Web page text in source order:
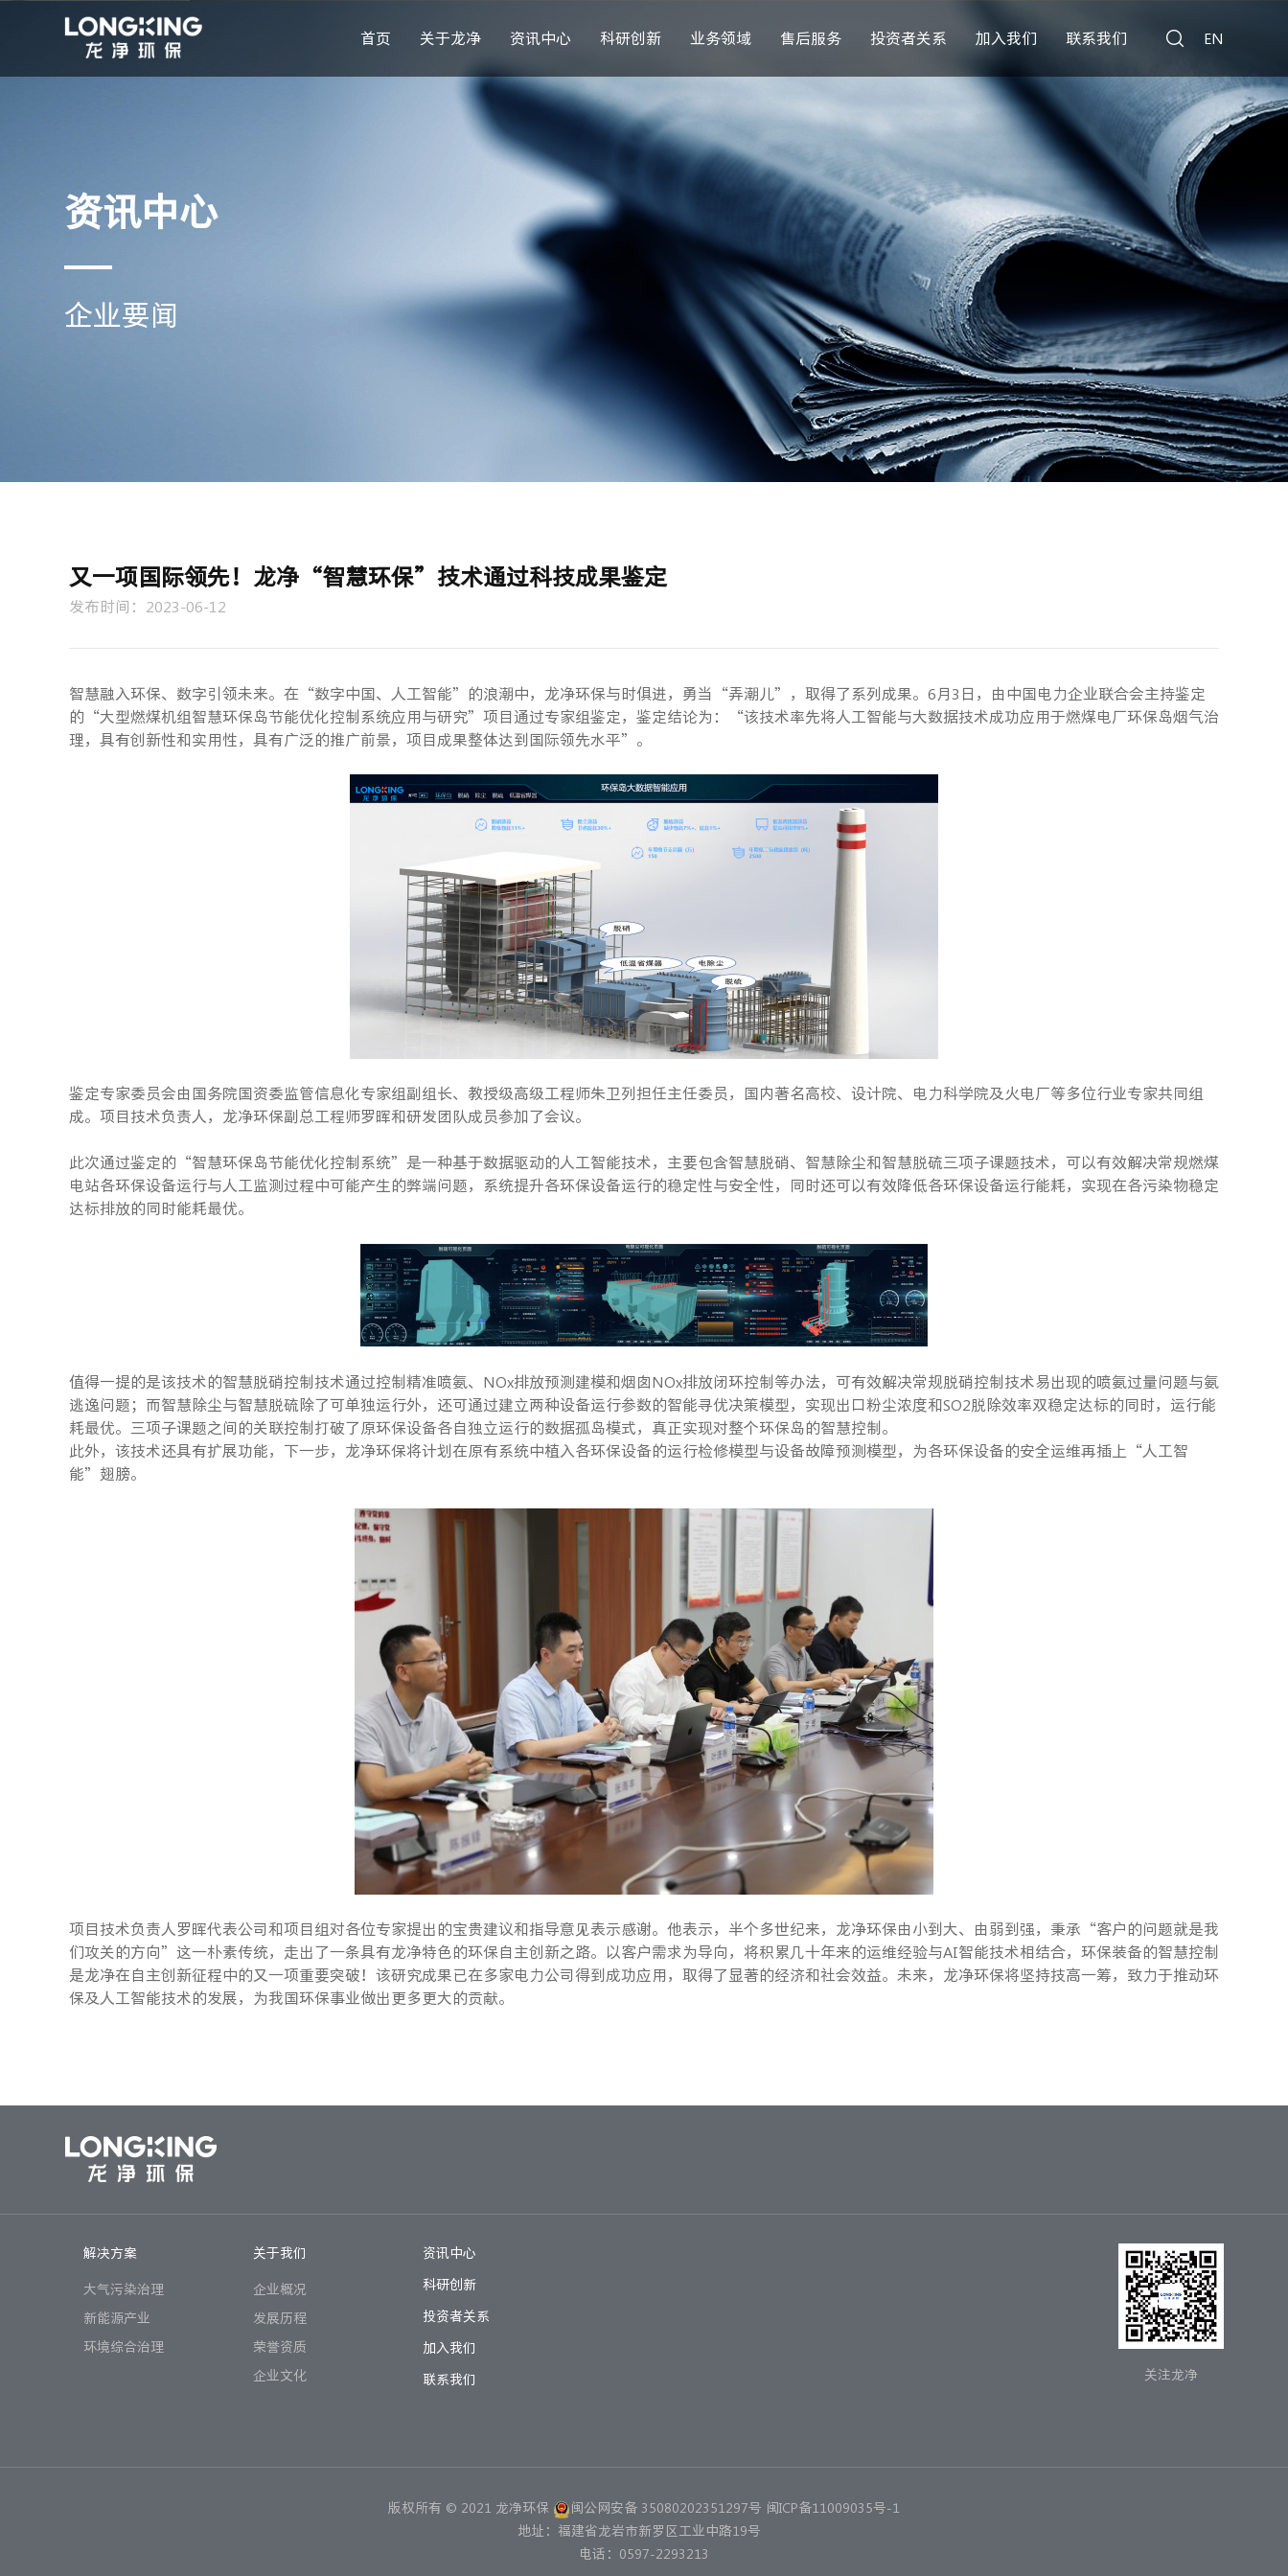
EN
首页 关于龙净 资讯中心 科研创新 业务领域 售后服务 投资者关系 加入我们 联系我们
资讯中心
企业要闻
又一项国际领先！龙净“智慧环保”技术通过科技成果鉴定
发布时间：2023-06-12
智慧融入环保、数字引领未来。在“数字中国、人工智能”的浪潮中，龙净环保与时俱进，勇当“弄潮儿”，取得了系列成果。6月3日，由中国电力企业联合会主持鉴定
的“大型燃煤机组智慧环保岛节能优化控制系统应用与研究”项目通过专家组鉴定，鉴定结论为：“该技术率先将人工智能与大数据技术成功应用于燃煤电厂环保岛烟气治
理，具有创新性和实用性，具有广泛的推广前景，项目成果整体达到国际领先水平”。
鉴定专家委员会由国务院国资委监管信息化专家组副组长、教授级高级工程师朱卫列担任主任委员，国内著名高校、设计院、电力科学院及火电厂等多位行业专家共同组
成。项目技术负责人，龙净环保副总工程师罗晖和研发团队成员参加了会议。
此次通过鉴定的“智慧环保岛节能优化控制系统”是一种基于数据驱动的人工智能技术，主要包含智慧脱硝、智慧除尘和智慧脱硫三项子课题技术，可以有效解决常规燃煤
电站各环保设备运行与人工监测过程中可能产生的弊端问题，系统提升各环保设备运行的稳定性与安全性，同时还可以有效降低各环保设备运行能耗，实现在各污染物稳定
达标排放的同时能耗最优。
值得一提的是该技术的智慧脱硝控制技术通过控制精准喷氨、NOx排放预测建模和烟囱NOx排放闭环控制等办法，可有效解决常规脱硝控制技术易出现的喷氨过量问题与氨
逃逸问题；而智慧除尘与智慧脱硫除了可单独运行外，还可通过建立两种设备运行参数的智能寻优决策模型，实现出口粉尘浓度和SO2脱除效率双稳定达标的同时，运行能
耗最优。三项子课题之间的关联控制打破了原环保设备各自独立运行的数据孤岛模式，真正实现对整个环保岛的智慧控制。
此外，该技术还具有扩展功能，下一步，龙净环保将计划在原有系统中植入各环保设备的运行检修模型与设备故障预测模型，为各环保设备的安全运维再插上“人工智
能”翅膀。
项目技术负责人罗晖代表公司和项目组对各位专家提出的宝贵建议和指导意见表示感谢。他表示，半个多世纪来，龙净环保由小到大、由弱到强，秉承“客户的问题就是我
们攻关的方向”这一朴素传统，走出了一条具有龙净特色的环保自主创新之路。以客户需求为导向，将积累几十年来的运维经验与AI智能技术相结合，环保装备的智慧控制
是龙净在自主创新征程中的又一项重要突破！该研究成果已在多家电力公司得到成功应用，取得了显著的经济和社会效益。未来，龙净环保将坚持技高一筹，致力于推动环
保及人工智能技术的发展，为我国环保事业做出更多更大的贡献。
解决方案
大气污染治理
新能源产业
环境综合治理
关于我们
企业概况
发展历程
荣誉资质
企业文化
资讯中心
科研创新
投资者关系
加入我们
联系我们 关注龙净
版权所有 © 2021 龙净环保 闽公网安备 35080202351297号 闽ICP备11009035号-1
地址：福建省龙岩市新罗区工业中路19号
电话：0597-2293213